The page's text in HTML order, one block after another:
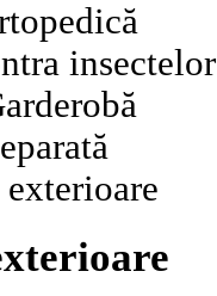
insectelor